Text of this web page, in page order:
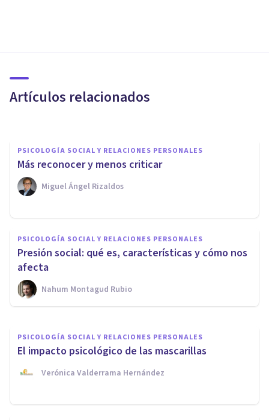
Artículos relacionados
afectan
PSICOLOGÍA SOCIAL Y RELACIONES PERSONALES
Más reconocer y menos criticar
Miguel Ángel Rizaldos
PSICOLOGÍA SOCIAL Y RELACIONES PERSONALES
Presión social: qué es, características y cómo nos
afecta
Nahum Montagud Rubio
La ley de Brandolini: qué es y
cómo influye en la difusión de
ideas
Nahum Montagud Rubio
PSICOLOGÍA SOCIAL Y RELACIONES PERSONALES
El impacto psicológico de las mascarillas
Verónica Valderrama Hernández